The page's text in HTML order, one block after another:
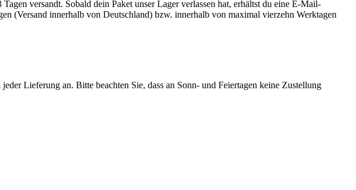
versandt. Sobald dein Paket unser Lager verlassen hat, erhältst du eine E-Mail-
(Versand innerhalb von Deutschland) bzw. innerhalb von maximal vierzehn Werktagen
Lieferung an. Bitte beachten Sie, dass an Sonn- und Feiertagen keine Zustellung